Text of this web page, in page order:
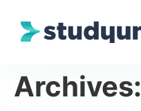
Archives: